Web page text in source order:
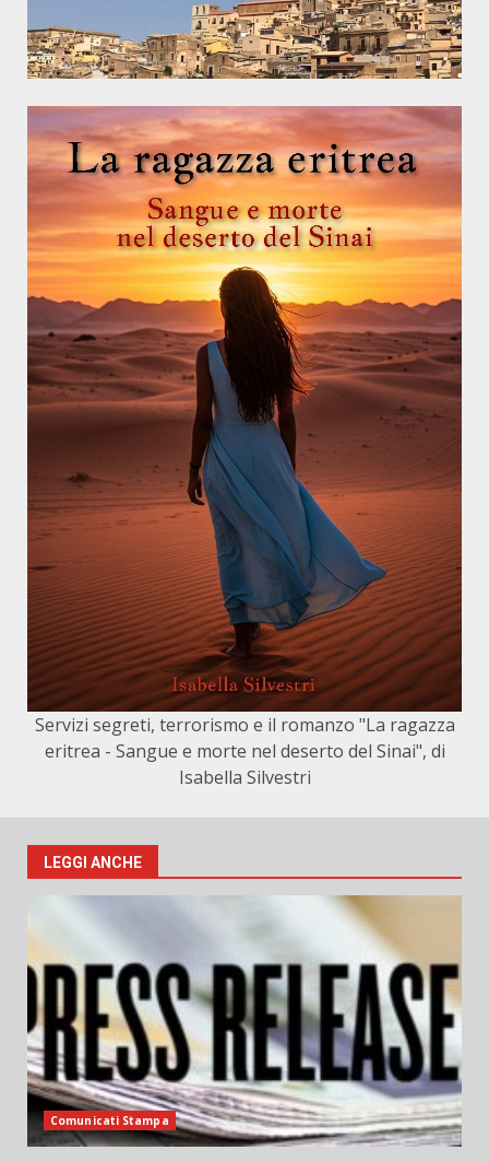
Servizi segreti, terrorismo e il romanzo "La ragazza
eritrea - Sangue e morte nel deserto del Sinai", di
Isabella Silvestri
LEGGI ANCHE
Comunicati Stampa